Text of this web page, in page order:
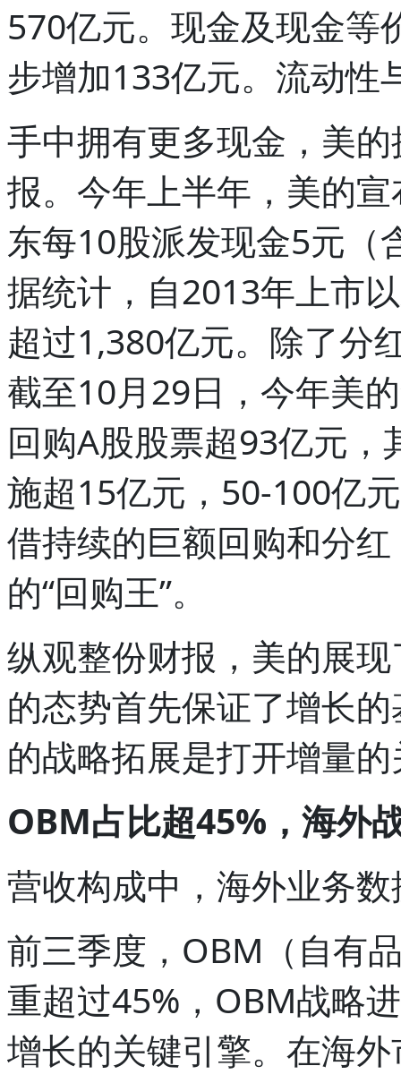
570亿元。现金及现金等
步增加133亿元。流动性
手中拥有更多现金，美
报。今年上半年，美的
东每10股派发现金5元（
据统计，自2013年上市
超过1,380亿元。除了分
截至10月29日，今年美
回购A股股票超93亿元
施超15亿元，50-100亿
借持续的巨额回购和分
的“回购王”。
纵观整份财报，美的展
的态势首先保证了增长
的战略拓展是打开增量
OBM占比超45%，海外
营收构成中，海外业务
前三季度，OBM（自有
重超过45%，OBM战略
增长的关键引擎。在海